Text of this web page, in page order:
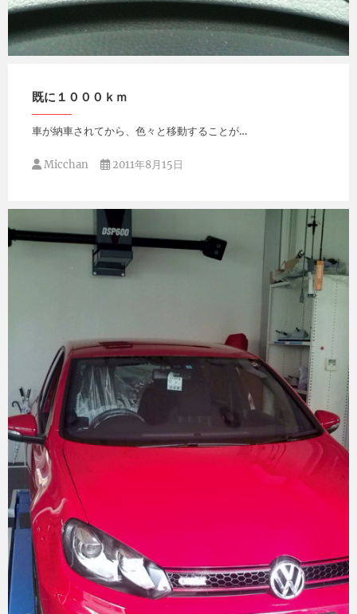
既に１０００ｋｍ
車が納車されてから、色々と移動することが…
Micchan 2011年8月15日